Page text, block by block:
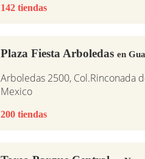
142 tiendas
Plaza Fiesta Arboledas en
Arboledas 2500, Col.Rinconada
Mexico
200 tiendas